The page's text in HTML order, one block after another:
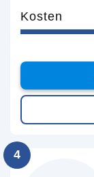
Kosten
4